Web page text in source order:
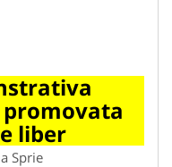
liber
Sprie